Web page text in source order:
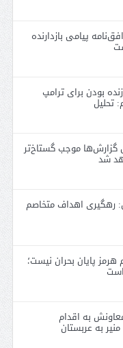
پیامی بازدارنده
بودن برای ترامپ
تحلیل
گزارش‌ها موجب گستاخ‌تر
شد
رهگیری اهداف متخاصم
پایان بحران نیست؛
به اقدام
به عربستان